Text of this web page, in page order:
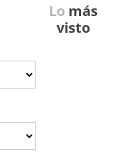
Lo más
visto